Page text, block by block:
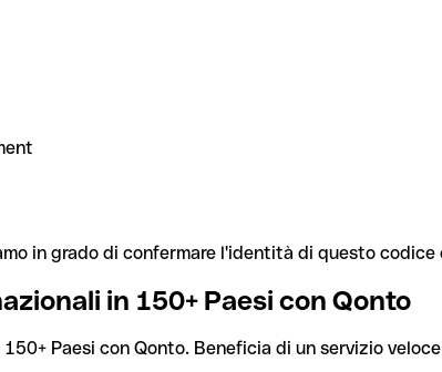
in grado di confermare l'identità di questo
in 150+ Paesi con Qonto
Paesi con Qonto. Beneficia di un servizio